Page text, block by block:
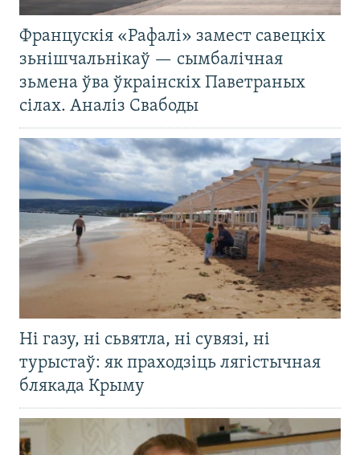
Францускія «Рафалі» замест савецкіх
зьнішчальнікаў — сымбалічная
зьмена ўва ўкраінскіх Паветраных
сілах. Аналіз Свабоды
Ні газу, ні сьвятла, ні сувязі, ні
турыстаў: як праходзіць лягістычная
блякада Крыму